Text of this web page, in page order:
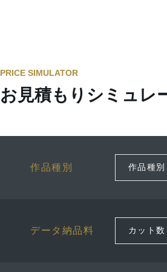
PRICE SIMULATOR
お見積もりシミュレ
作品種別
データ納品料